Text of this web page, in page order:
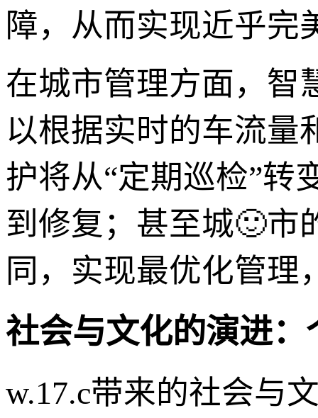
障，从而实现近乎完
在城市管理方面，智
以根据实时的车流量
护将从“定期巡检”转
到修复；甚至城🙂市
同，实现最优化管理
社会与文化的演进
w.17.c带来的社会与